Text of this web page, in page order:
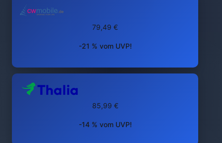
79,49 €
-21 % vom UVP!
85,99 €
-14 % vom UVP!